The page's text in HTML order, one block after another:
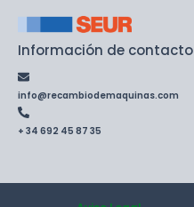
Información de contacto
info@recambiodemaquinas.com
+ 34 692 45 87 35